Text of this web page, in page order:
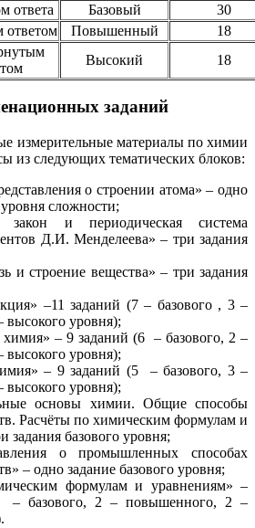
ответа Базовый
30
ответом Повышенный
18
Высокий 18
заданий
измерительные материалы по химии
из следующих тематических блоков:
о строении атома» – одно
сложности;
закон и периодическая система
Д.И. Менделеева» – три задания
и строение вещества» – три задания
–11 заданий (7 – базового , 3 –
уровня);
химия» – 9 заданий (6 – базового, 2 –
уровня);
– 9 заданий (5 – базового, 3 –
уровня);
основы химии. Общие способы
Расчёты по химическим формулам и
задания базового уровня;
о промышленных способах
– одно задание базового уровня;
формулам и уравнениям» –
– базового, 2 – повышенного, 2 –